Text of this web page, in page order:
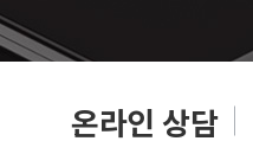
온라인 상담